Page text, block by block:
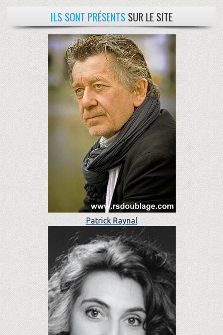
ILS SONT PRÉSENTS SUR LE SITE
Patrick Raynal